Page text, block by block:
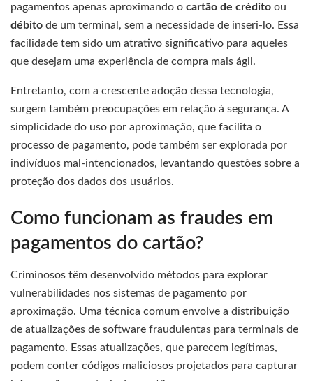
pagamentos apenas aproximando o cartão de crédito ou
débito de um terminal, sem a necessidade de inseri-lo. Essa
facilidade tem sido um atrativo significativo para aqueles
que desejam uma experiência de compra mais ágil.
Entretanto, com a crescente adoção dessa tecnologia,
surgem também preocupações em relação à segurança. A
simplicidade do uso por aproximação, que facilita o
processo de pagamento, pode também ser explorada por
indivíduos mal-intencionados, levantando questões sobre a
proteção dos dados dos usuários.
Como funcionam as fraudes em
pagamentos do cartão?
Criminosos têm desenvolvido métodos para explorar
vulnerabilidades nos sistemas de pagamento por
aproximação. Uma técnica comum envolve a distribuição
de atualizações de software fraudulentas para terminais de
pagamento. Essas atualizações, que parecem legítimas,
podem conter códigos maliciosos projetados para capturar